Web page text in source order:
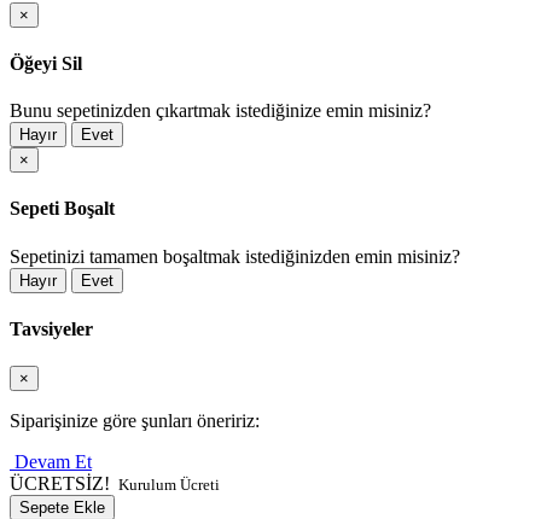
×
Öğeyi Sil
Bunu sepetinizden çıkartmak istediğinize emin misiniz?
Hayır
Evet
×
Sepeti Boşalt
Sepetinizi tamamen boşaltmak istediğinizden emin misiniz?
Hayır Evet
Tavsiyeler
×
Siparişinize göre şunları öneririz:
Devam Et
ÜCRETSİZ! Kurulum Ücreti
Sepete Ekle